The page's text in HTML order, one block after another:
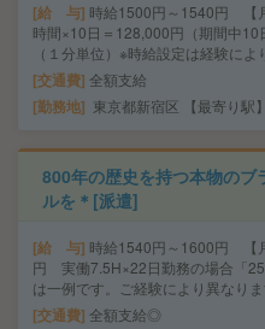
給 与 時給1500円～1540円 【
時間×10日＝128,000円（期間中10
（１分単位）※時給設定は経験によ
交通費 全額支給
勤務地 東京都新宿区 【最寄り駅
800年の歴史を持つ本物のブ
ルを＊[派遣]
給 与 時給1540円～1600円 【
円 実働7.5H×22日勤務の場合「
は一例です。ご経験により異なりま
交通費 全額支給◎